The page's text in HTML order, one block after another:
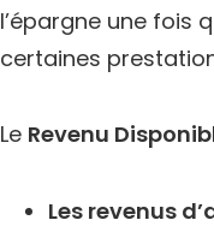
l’épargne une fois
certaines
Le Revenu
Les revenus